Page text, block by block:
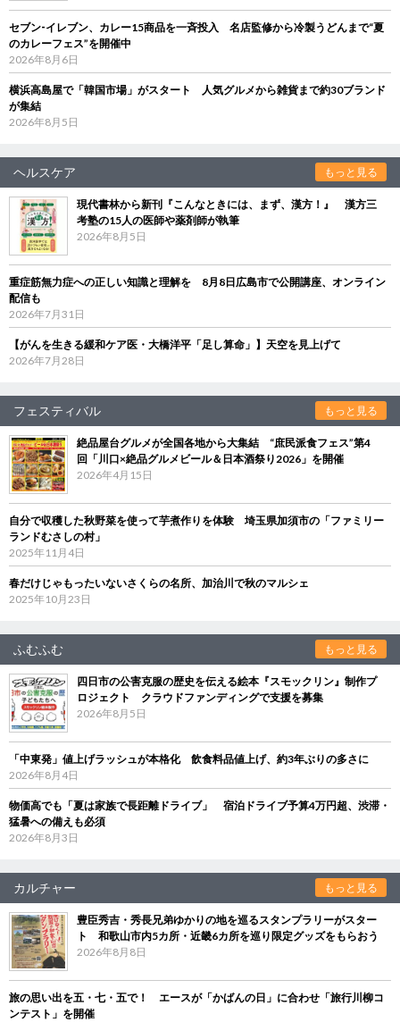
セブン‐イレブン、カレー15商品を一斉投入 名店監修から冷製うどんまで“夏
のカレーフェス”を開催中
2026年8月6日
横浜高島屋で「韓国市場」がスタート 人気グルメから雑貨まで約30ブランド
が集結
2026年8月5日
ヘルスケア もっと見る
現代書林から新刊『こんなときには、まず、漢方！』 漢方三
考塾の15人の医師や薬剤師が執筆
2026年8月5日
重症筋無力症への正しい知識と理解を 8月8日広島市で公開講座、オンライン
配信も
2026年7月31日
【がんを生きる緩和ケア医・大橋洋平「足し算命」】天空を見上げて
2026年7月28日
フェスティバル もっと見る
絶品屋台グルメが全国各地から大集結 “庶民派食フェス”第4
回「川口×絶品グルメビール＆日本酒祭り2026」を開催
2026年4月15日
自分で収穫した秋野菜を使って芋煮作りを体験 埼玉県加須市の「ファミリー
ランドむさしの村」
2025年11月4日
春だけじゃもったいないさくらの名所、加治川で秋のマルシェ
2025年10月23日
ふむふむ もっと見る
四日市の公害克服の歴史を伝える絵本『スモックリン』制作プ
ロジェクト クラウドファンディングで支援を募集
2026年8月5日
「中東発」値上げラッシュが本格化 飲食料品値上げ、約3年ぶりの多さに
2026年8月4日
物価高でも「夏は家族で長距離ドライブ」 宿泊ドライブ予算4万円超、渋滞・
猛暑への備えも必須
2026年8月3日
カルチャー もっと見る
豊臣秀吉・秀長兄弟ゆかりの地を巡るスタンプラリーがスター
ト 和歌山市内5カ所・近畿6カ所を巡り限定グッズをもらおう
2026年8月8日
旅の思い出を五・七・五で！ エースが「かばんの日」に合わせ「旅行川柳コ
ンテスト」を開催